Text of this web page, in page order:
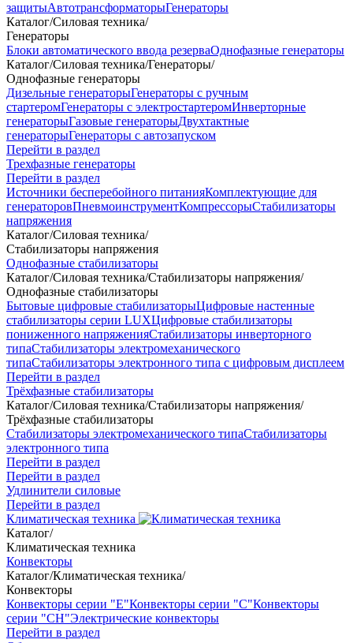
защитыАвтотрансформаторыГенераторы
Каталог/Силовая техника/
Генераторы
Блоки автоматического ввода резерваОднофазные генераторы
Каталог/Силовая техника/Генераторы/
Однофазные генераторы
Дизельные генераторыГенераторы с ручным
стартеромГенераторы с электростартеромИнверторные
генераторыГазовые генераторыДвухтактные
генераторыГенераторы с автозапуском
Перейти в раздел
Трехфазные генераторы
Перейти в раздел
Источники бесперебойного питанияКомплектующие для
генераторовПневмоинструментКомпрессорыСтабилизаторы
напряжения
Каталог/Силовая техника/
Стабилизаторы напряжения
Однофазные стабилизаторы
Каталог/Силовая техника/Стабилизаторы напряжения/
Однофазные стабилизаторы
Бытовые цифровые стабилизаторыЦифровые настенные
стабилизаторы серии LUXЦифровые стабилизаторы
пониженного напряженияСтабилизаторы инверторного
типаСтабилизаторы электромеханического
типаСтабилизаторы электронного типа с цифровым дисплеем
Перейти в раздел
Трёхфазные стабилизаторы
Каталог/Силовая техника/Стабилизаторы напряжения/
Трёхфазные стабилизаторы
Стабилизаторы электромеханического типаСтабилизаторы
электронного типа
Перейти в раздел
Перейти в раздел
Удлинители силовые
Перейти в раздел
Климатическая техника
Каталог/
Климатическая техника
Конвекторы
Каталог/Климатическая техника/
Конвекторы
Конвекторы серии "Е"Конвекторы серии "С"Конвекторы
серии "СН"Электрические конвекторы
Перейти в раздел